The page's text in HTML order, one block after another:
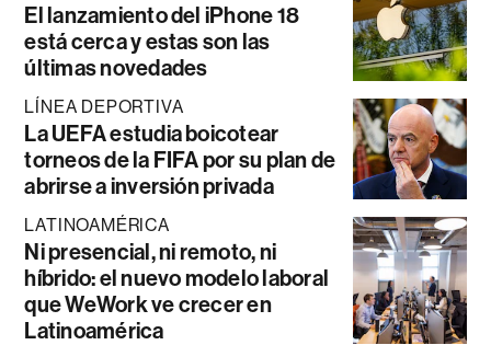
El lanzamiento del iPhone 18
está cerca y estas son las
últimas novedades
LÍNEA DEPORTIVA
La UEFA estudia boicotear
torneos de la FIFA por su plan de
abrirse a inversión privada
LATINOAMÉRICA
Ni presencial, ni remoto, ni
híbrido: el nuevo modelo laboral
que WeWork ve crecer en
Latinoamérica